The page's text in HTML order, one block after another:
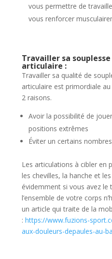
vous permettre de
vous renforcer
Travailler sa
articulaire :
Travailler sa qualité de
articulaire est primordiale
2 raisons.
Avoir la possibilité de
positions extrêmes
Éviter un certains
Les articulations à cibler en
les chevilles, la hanche et
évidemment si vous avez le
l’ensemble de votre corps
un article qui traite de la
: https://www.fuzions-
aux-douleurs-depaules-au-